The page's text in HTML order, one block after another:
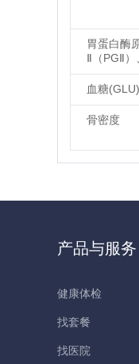
胃蛋白酶
Ⅱ（PGⅡ）
血糖(GLU)
骨密度
产品与服务
健康体检
找套餐
找医院